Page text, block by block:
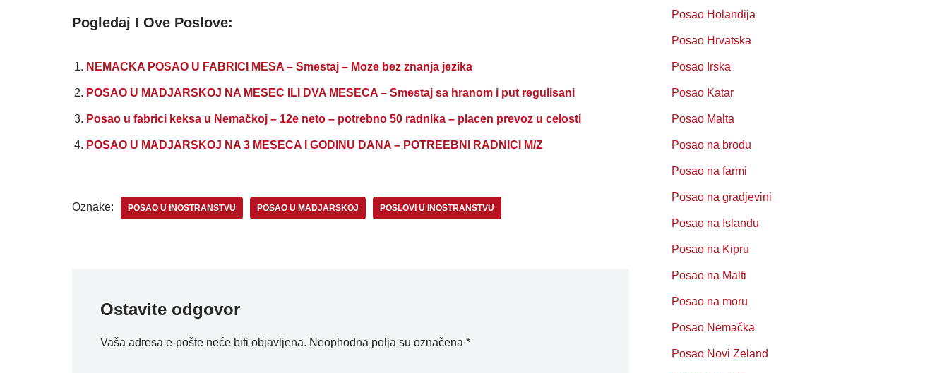
Pogledaj I Ove Poslove:
NEMACKA POSAO U FABRICI MESA – Smestaj – Moze bez znanja jezika
POSAO U MADJARSKOJ NA MESEC ILI DVA MESECA – Smestaj sa hranom i put regulisani
Posao u fabrici keksa u Nemačkoj – 12e neto – potrebno 50 radnika – placen prevoz u celosti
POSAO U MADJARSKOJ NA 3 MESECA I GODINU DANA – POTREEBNI RADNICI M/Z
Oznake: POSAO U INOSTRANSTVU POSAO U MADJARSKOJ POSLOVI U INOSTRANSTVU
Ostavite odgovor
Vaša adresa e-pošte neće biti objavljena. Neophodna polja su označena *
Posao Holandija
Posao Hrvatska
Posao Irska
Posao Katar
Posao Malta
Posao na brodu
Posao na farmi
Posao na gradjevini
Posao na Islandu
Posao na Kipru
Posao na Malti
Posao na moru
Posao Nemačka
Posao Novi Zeland